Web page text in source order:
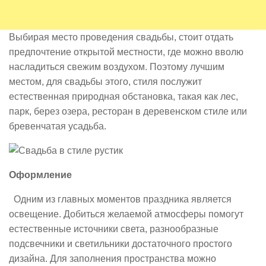
Выбирая место проведения свадьбы, стоит отдать
предпочтение открытой местности, где можно вволю
насладиться свежим воздухом. Поэтому лучшим
местом, для свадьбы этого, стиля послужит
естественная природная обстановка, такая как лес,
парк, берез озера, ресторан в деревенском стиле или
бревенчатая усадьба.
Оформление
Одним из главных моментов праздника является
освещение. Добиться желаемой атмосферы помогут
естественные источники света, разнообразные
подсвечники и светильники достаточного простого
дизайна. Для заполнения пространства можно